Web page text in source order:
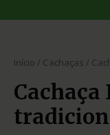
Início / Cachaças /
Cachaça